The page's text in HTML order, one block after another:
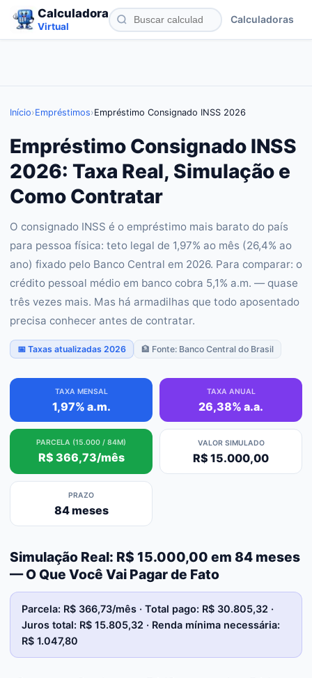
Calculadora
Virtual
Calculadoras
Início›Empréstimos›Empréstimo Consignado INSS 2026
Empréstimo Consignado INSS
2026: Taxa Real, Simulação e
Como Contratar
O consignado INSS é o empréstimo mais barato do país
para pessoa física: teto legal de 1,97% ao mês (26,4% ao
ano) fixado pelo Banco Central em 2026. Para comparar: o
crédito pessoal médio em banco cobra 5,1% a.m. — quase
três vezes mais. Mas há armadilhas que todo aposentado
precisa conhecer antes de contratar.
📅 Taxas atualizadas 2026 🏦 Fonte: Banco Central do Brasil
TAXA MENSAL
1,97% a.m.
TAXA ANUAL
26,38% a.a.
PARCELA (15.000 / 84M)
R$ 366,73/mês
VALOR SIMULADO
R$ 15.000,00
PRAZO
84 meses
Simulação Real: R$ 15.000,00 em 84 meses
— O Que Você Vai Pagar de Fato
Parcela: R$ 366,73/mês · Total pago: R$ 30.805,32 ·
Juros total: R$ 15.805,32 · Renda mínima necessária:
R$ 1.047,80